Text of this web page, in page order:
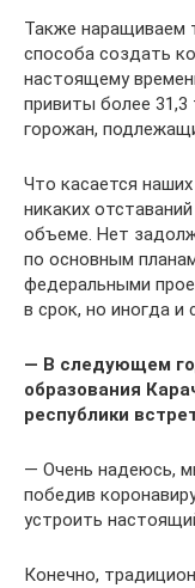
Также наращиваем
способа создать
настоящему
привиты более 31,3
горожан,
Что касается
никаких
объеме. Нет
по основным
федеральными
в срок, но иногда и
— В следующем
образования
республики
— Очень надеюсь,
победив
устроить
Конечно,